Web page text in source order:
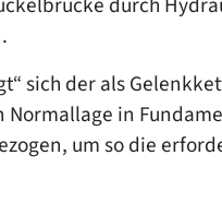
sich der als
Normallage in
um so die